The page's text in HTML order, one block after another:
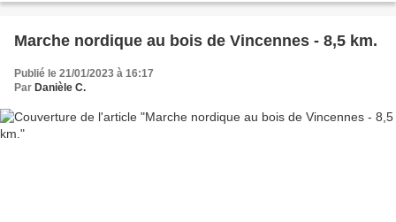
Marche nordique au bois de Vincennes - 8,5 km.
Publié le 21/01/2023 à 16:17
Par Danièle C.